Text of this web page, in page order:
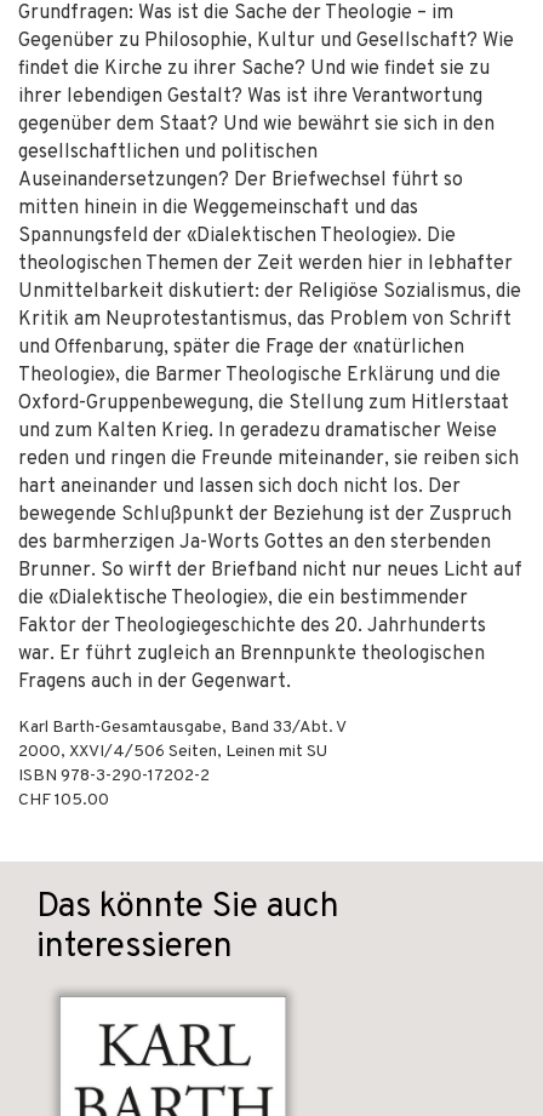
Grundfragen: Was ist die Sache der Theologie – im
Gegenüber zu Philosophie, Kultur und Gesellschaft? Wie
findet die Kirche zu ihrer Sache? Und wie findet sie zu
ihrer lebendigen Gestalt? Was ist ihre Verantwortung
gegenüber dem Staat? Und wie bewährt sie sich in den
gesellschaftlichen und politischen
Auseinandersetzungen? Der Briefwechsel führt so
mitten hinein in die Weggemeinschaft und das
Spannungsfeld der «Dialektischen Theologie». Die
theologischen Themen der Zeit werden hier in lebhafter
Unmittelbarkeit diskutiert: der Religiöse Sozialismus, die
Kritik am Neuprotestantismus, das Problem von Schrift
und Offenbarung, später die Frage der «natürlichen
Theologie», die Barmer Theologische Erklärung und die
Oxford-Gruppenbewegung, die Stellung zum Hitlerstaat
und zum Kalten Krieg. In geradezu dramatischer Weise
reden und ringen die Freunde miteinander, sie reiben sich
hart aneinander und lassen sich doch nicht los. Der
bewegende Schlußpunkt der Beziehung ist der Zuspruch
des barmherzigen Ja-Worts Gottes an den sterbenden
Brunner. So wirft der Briefband nicht nur neues Licht auf
die «Dialektische Theologie», die ein bestimmender
Faktor der Theologiegeschichte des 20. Jahrhunderts
war. Er führt zugleich an Brennpunkte theologischen
Fragens auch in der Gegenwart.
Karl Barth-Gesamtausgabe, Band 33/Abt. V
2000, XXVI/4/506 Seiten, Leinen mit SU
ISBN 978-3-290-17202-2
CHF 105.00
Das könnte Sie auch
interessieren